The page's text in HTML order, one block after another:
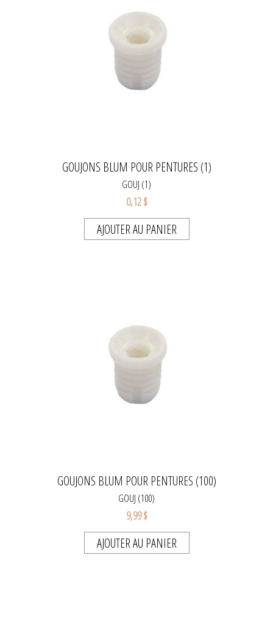
GOUJONS BLUM POUR PENTURES (1)
GOUJ (1)
0,12 $
AJOUTER AU PANIER
GOUJONS BLUM POUR PENTURES (100)
GOUJ (100)
9,99 $
AJOUTER AU PANIER